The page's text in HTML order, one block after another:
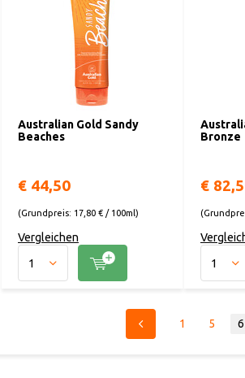
Australian Gold Sandy
Beaches
€ 44,50
(Grundpreis: 17,80 € / 100ml)
Vergleichen
Bronze
€
1 5 6